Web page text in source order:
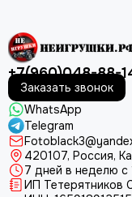
+7(960)048-88-
Заказать звонок
WhatsApp
Telegram
420107, Россия,
7 дней в неделю
ИП Тетерятников